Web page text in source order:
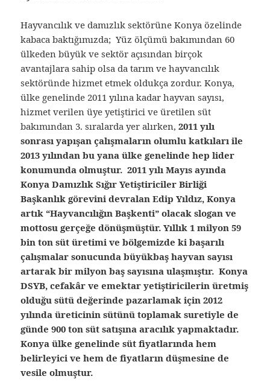
Hayvancılık ve damızlık sektörüne Konya özelinde
kabaca baktığımızda; Yüz ölçümü bakımından 60
ülkeden büyük ve sektör açısından birçok
avantajlara sahip olsa da tarım ve hayvancılık
sektöründe hizmet etmek oldukça zordur. Konya,
ülke genelinde 2011 yılına kadar hayvan sayısı,
hizmet verilen üye yetiştirici ve üretilen süt
bakımından 3. sıralarda yer alırken,2011 yılı
sonrası yapışan çalışmaların olumlu katkıları ile
2013 yılından bu yana ülke genelinde hep lider
konumunda olmuştur. 2011 yılı Mayıs ayında
Konya Damızlık Sığır Yetiştiriciler Birliği
Başkanlık görevini devralan Edip Yıldız, Konya
artık “Hayvancılığın Başkenti” olacak slogan ve
mottosu gerçeğe dönüşmüştür. Yıllık 1 milyon 59
bin ton süt üretimi ve bölgemizde ki başarılı
çalışmalar sonucunda büyükbaş hayvan sayısı
artarak bir milyon baş sayısına ulaşmıştır. Konya
DSYB, cefakâr ve emektar yetiştiricilerin üretmiş
olduğu sütü değerinde pazarlamak için 2012
yılında üreticinin sütünü toplamak suretiyle de
günde 900 ton süt satışına aracılık yapmaktadır.
Konya ülke genelinde süt fiyatlarında hem
belirleyici ve hem de fiyatların düşmesine de
vesile olmuştur.